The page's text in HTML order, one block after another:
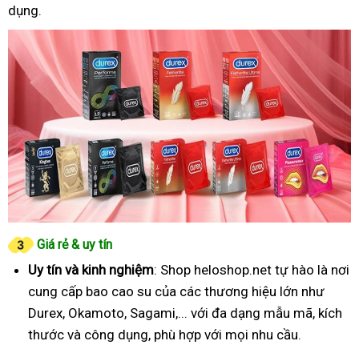
dụng.
Giá rẻ & uy tín
Uy tín và kinh nghiệm: Shop heloshop.net tự hào là nơi
cung cấp bao cao su của các thương hiệu lớn như
Durex, Okamoto, Sagami,... với đa dạng mẫu mã, kích
thước và công dụng, phù hợp với mọi nhu cầu.